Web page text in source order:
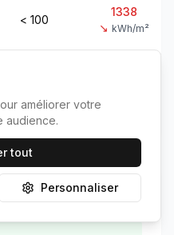
< 100
1338
↘ kWh/m²
améliorer votre
audience.
tout
Personnaliser